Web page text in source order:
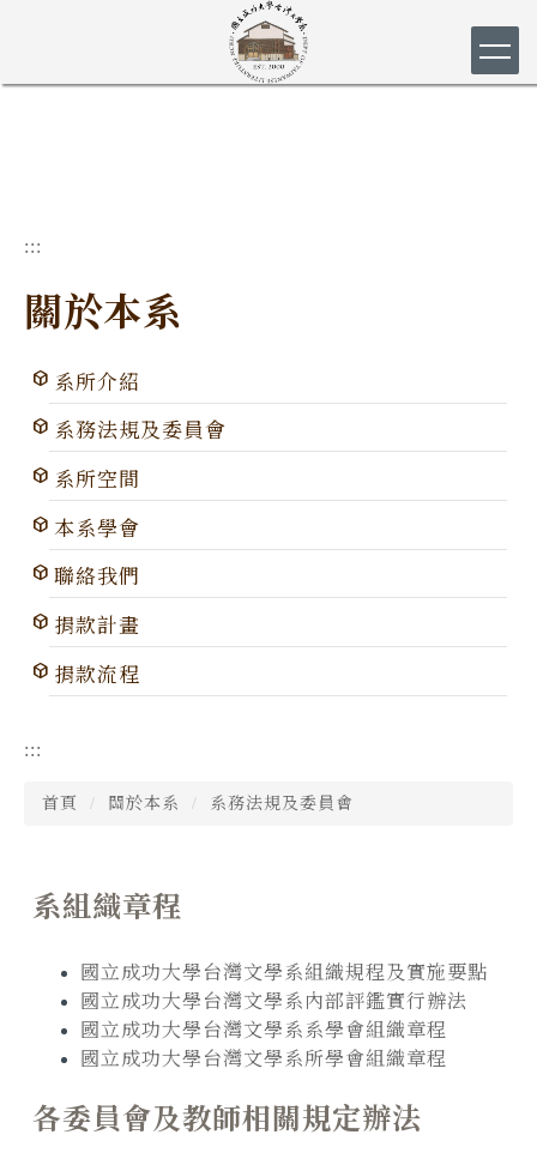
要
:::
關於本系
系所介紹
系務法規及委員會
系所空間
本系學會
聯絡我們
捐款計畫
捐款流程
:::
首頁 關於本系 系務法規及委員會
系組織章程
國立成功大學台灣文學系組織規程及實施要點
國立成功大學台灣文學系內部評鑑實行辦法
國立成功大學台灣文學系系學會組織章程
國立成功大學台灣文學系所學會組織章程
各委員會及教師相關規定辦法